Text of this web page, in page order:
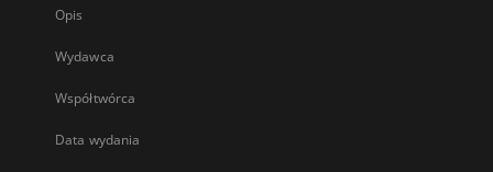
Opis
Wydawca
Współtwórca
Data wydania